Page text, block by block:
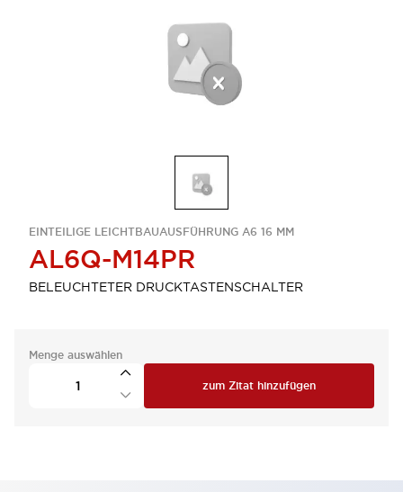
EINTEILIGE LEICHTBAUAUSFÜHRUNG A6 16 MM
AL6Q-M14PR
BELEUCHTETER DRUCKTASTENSCHALTER
Menge auswählen
zum Zitat hinzufügen